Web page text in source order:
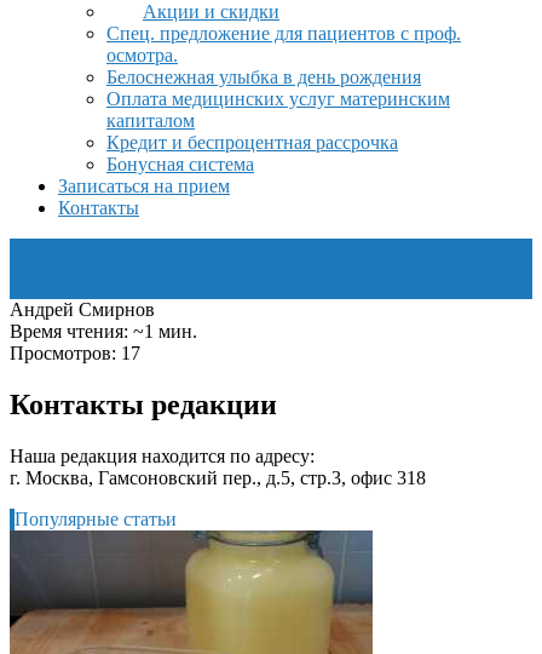
Акции и скидки
Спец. предложение для пациентов с проф.
осмотра.
Белоснежная улыбка в день рождения
Оплата медицинских услуг материнским
капиталом
Кредит и беспроцентная рассрочка
Бонусная система
Записаться на прием
Контакты
Андрей Смирнов
Время чтения: ~1 мин.
Просмотров: 17
Контакты редакции
Наша редакция находится по адресу:
г. Москва, Гамсоновский пер., д.5, стр.3, офис 318
Популярные статьи